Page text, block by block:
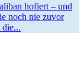
hofiert – und
noch nie zuvor